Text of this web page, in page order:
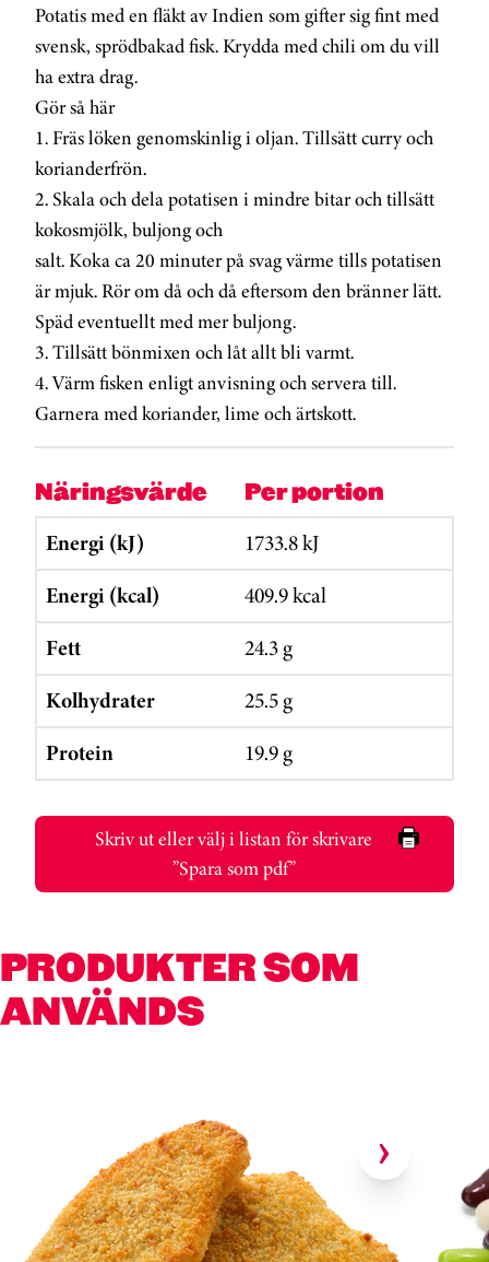
Potatis med en fläkt av Indien som gifter sig fint med
svensk, sprödbakad fisk. Krydda med chili om du vill
ha extra drag.
Gör så här
1. Fräs löken genomskinlig i oljan. Tillsätt curry och
korianderfrön.
2. Skala och dela potatisen i mindre bitar och tillsätt
kokosmjölk, buljong och
salt. Koka ca 20 minuter på svag värme tills potatisen
är mjuk. Rör om då och då eftersom den bränner lätt.
Späd eventuellt med mer buljong.
3. Tillsätt bönmixen och låt allt bli varmt.
4. Värm fisken enligt anvisning och servera till.
Garnera med koriander, lime och ärtskott.
Näringsvärde Per portion
Energi (kJ)
1733.8 kJ
Energi (kcal)
409.9 kcal
Fett
24.3 g
Kolhydrater
25.5 g
Protein
19.9 g
Skriv ut eller välj i listan för skrivare
”Spara som pdf”
PRODUKTER SOM
ANVÄNDS